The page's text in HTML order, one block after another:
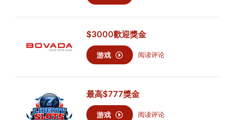
$3000歡迎獎金
游戏 阅读评论
最高$777獎金
游戏 阅读评论